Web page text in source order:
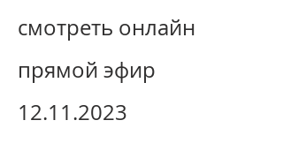
смотреть онлайн
прямой эфир
12.11.2023